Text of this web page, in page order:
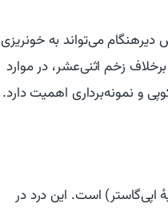
می‌تواند به خونریزی
زخم اثنی‌عشر، در موارد
و نمونه‌برداری اهمیت دارد.
است. این درد در